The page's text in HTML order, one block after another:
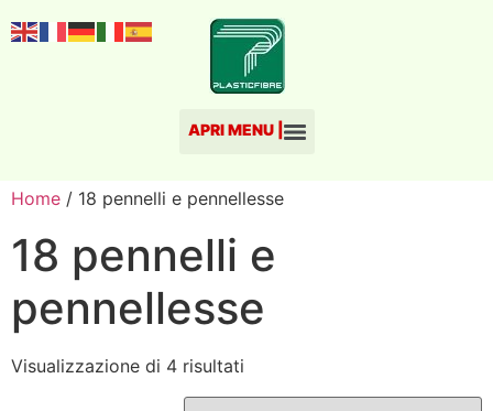
Home / 18 pennelli e pennellesse
18 pennelli e
pennellesse
Visualizzazione di 4 risultati